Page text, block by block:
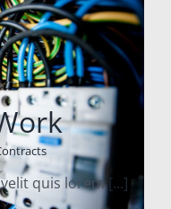
velit quis lorem[...]